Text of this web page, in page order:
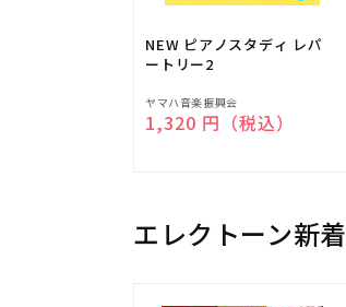
NEW ピアノスタディ レパ
ートリー2
販
売
ヤマハ音楽振興会
通常価格
1,320 円（税込）
エレクトーン新着